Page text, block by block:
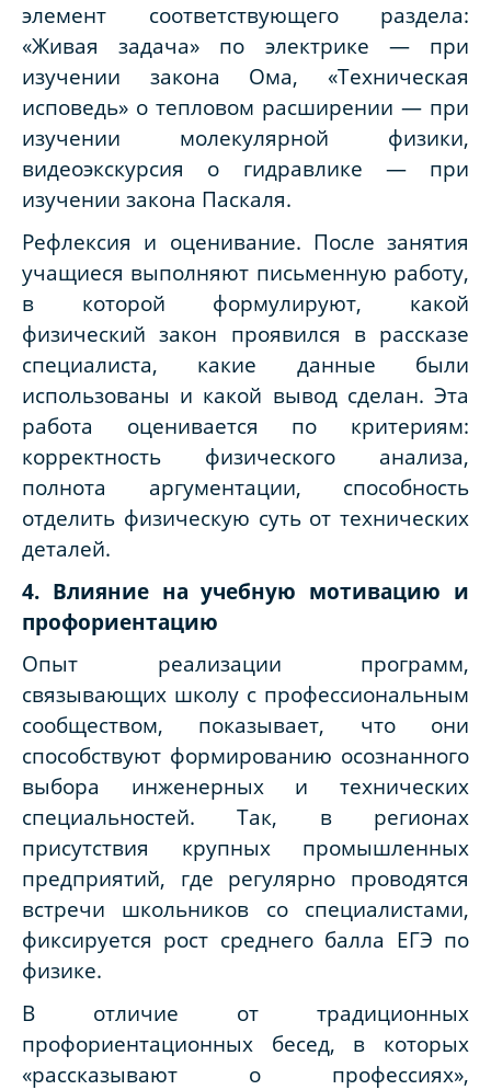
элемент соответствующего раздела:
«Живая задача» по электрике — при
изучении закона Ома, «Техническая
исповедь» о тепловом расширении — при
изучении молекулярной физики,
видеоэкскурсия о гидравлике — при
изучении закона Паскаля.
Рефлексия и оценивание. После занятия
учащиеся выполняют письменную работу,
в которой формулируют, какой
физический закон проявился в рассказе
специалиста, какие данные были
использованы и какой вывод сделан. Эта
работа оценивается по критериям:
корректность физического анализа,
полнота аргументации, способность
отделить физическую суть от технических
деталей.
4. Влияние на учебную мотивацию и
профориентацию
Опыт реализации программ,
связывающих школу с профессиональным
сообществом, показывает, что они
способствуют формированию осознанного
выбора инженерных и технических
специальностей. Так, в регионах
присутствия крупных промышленных
предприятий, где регулярно проводятся
встречи школьников со специалистами,
фиксируется рост среднего балла ЕГЭ по
физике.
В отличие от традиционных
профориентационных бесед, в которых
«рассказывают о профессиях»,